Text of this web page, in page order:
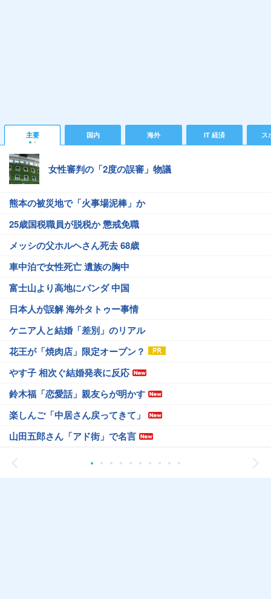
主要 国内 海外 IT 経済 ス
女性審判の「2度の誤審」物議
熊本の被災地で「火事場泥棒」か
25歳国税職員が脱税か 懲戒免職
メッシの父ホルヘさん死去 68歳
車中泊で女性死亡 遺族の胸中
富士山より高地にパンダ 中国
日本人が誤解 海外タトゥー事情
ケニア人と結婚「差別」のリアル
花王が「焼肉店」限定オープン？
やす子 相次ぐ結婚発表に反応
鈴木福「恋愛話」親友らが明かす
楽しんご「中居さん戻ってきて」
山田五郎さん「アド街」で名言